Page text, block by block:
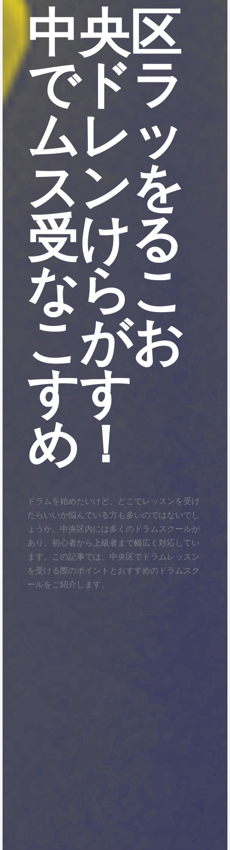
中央区
でドラ
ムレッ
スンを
受ける
ならこ
こがお
すす
め！
ドラムを始めたいけど、どこでレッスンを受け
たらいいか悩んでいる方も多いのではないでし
ょうか。中央区内には多くのドラムスクールが
あり、初心者から上級者まで幅広く対応してい
ます。この記事では、中央区でドラムレッスン
を受ける際のポイントとおすすめのドラムスク
ールをご紹介します。